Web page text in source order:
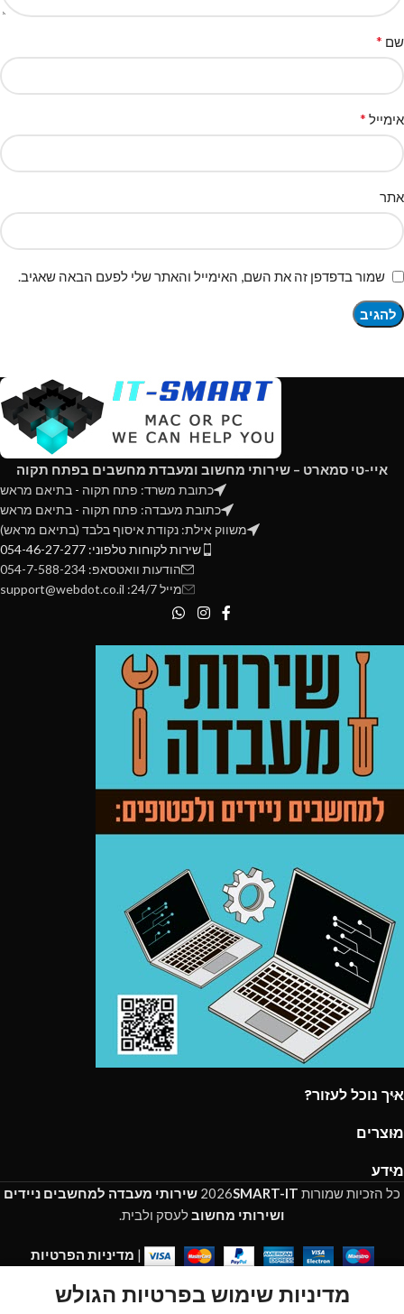
שם *
אימייל *
אתר
שמור בדפדפן זה את השם, האימייל והאתר שלי לפעם הבאה שאגיב.
איי-טי סמארט – שירותי מחשוב ומעבדת מחשבים בפתח תקוה
כתובת משרד: פתח תקוה - בתיאם מראש
כתובת מעבדה: פתח תקוה - בתיאם מראש
משווק אילת: נקודת איסוף בלבד (בתיאם מראש)
שירות לקוחות טלפוני: 054-46-27-277
הודעות וואטסאפ: 054-7-588-234
מייל 24/7: support@webdot.co.il
איך נוכל לעזור?
מוצרים
מידע
כל הזכיות שמורות 2026SMART-IT
שירותי מעבדה למחשבים ניידים
ושירותי מחשוב לעסק ולבית.
| מדיניות הפרטיות
מדיניות שימוש בפרטיות הגולשWishlist
Cart
My account